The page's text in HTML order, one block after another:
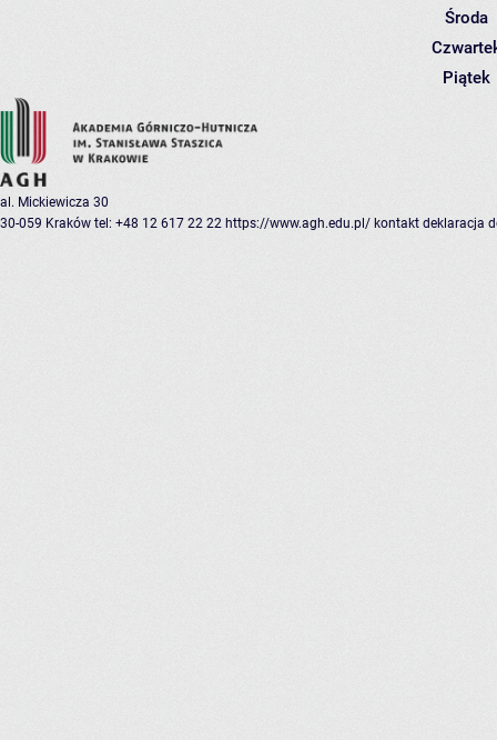
Środa
Piątek
al. Mickiewicza 30
30-059 Kraków tel: +48 12 617 22 22 https://www.agh.edu.pl/ kontakt deklaracja